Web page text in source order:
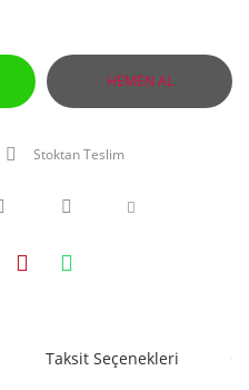
HEMEN AL
Stoktan Teslim
Taksit Seçenekleri